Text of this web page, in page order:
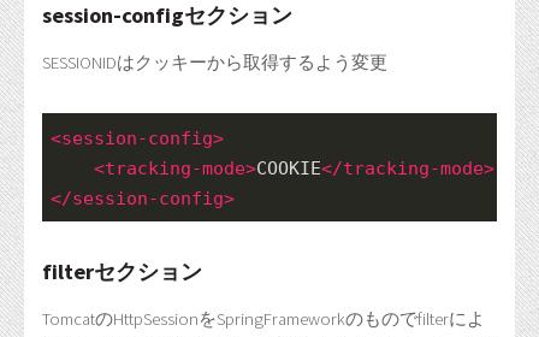
session-configセクション
SESSIONIDはクッキーから取得するよう変更
<session-config>
<tracking-mode>COOKIE</tracking-mode>
</session-config>
filterセクション
TomcatのHttpSessionをSpringFrameworkのものでfilterによ